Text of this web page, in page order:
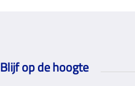
Blijf op de hoogte